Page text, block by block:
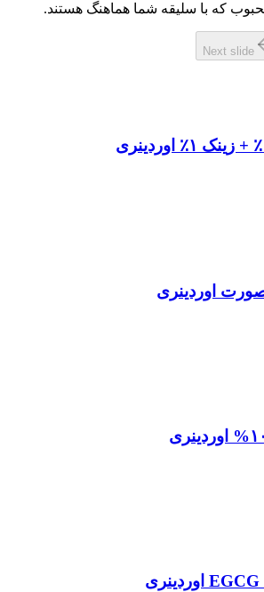
که با سلیقه شما هماهنگ هستند.
Next slide
اوردینری